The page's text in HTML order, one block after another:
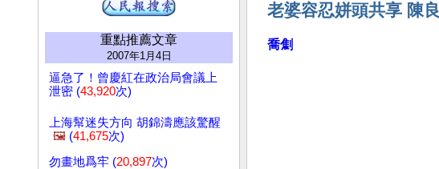
重點推薦文章
2007年1月4日
逼急了！曾慶紅在政治局會議上
泄密 (43,920次)
上海幫迷失方向 胡錦濤應該驚醒
🖼️ (41,675次)
勿畫地爲牢 (20,897次)
老婆容忍姘頭共享 陳
喬劁